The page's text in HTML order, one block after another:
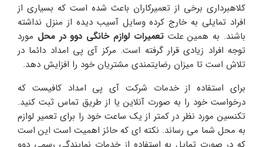
کلاهبرداری برخی از تعمیرکاران باعث شده است که بسیاری از
افراد تمایلی به خارج کرده وسایل آسیب دیده از منزل نداشته
باشند. به همین علتتعمیرات لوازم خانگی دوو در محل مورد
توجه افراد زیادی قرار گرفته است. مرکز آی پی امداد دائما در
تلاش است تا میزان رضایتمندی مشتریان خود را افزایش دهد.
برای استفاده از خدمات شرکت آی پی امداد کافیست که
درخواست خود را به صورت آنلاین یا از طریق تماس ثبت کنید.
تکنسین مورد نظر در کمتر از یک ساعت خود را برای تعمیر لوازم
به محل شما می رساند. نکته ای که حائز اهمیت است این است